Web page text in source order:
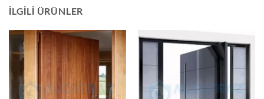
İLGILI ÜRÜNLER